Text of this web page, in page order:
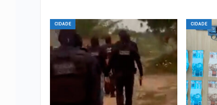
CIDADE CIDADE